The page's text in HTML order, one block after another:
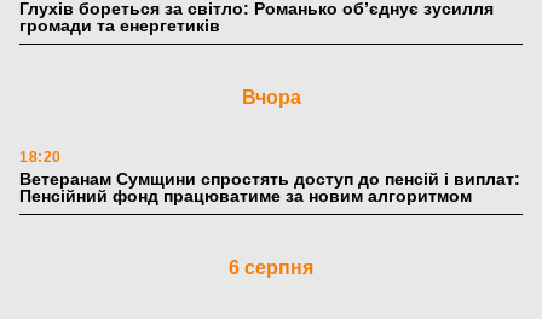
Глухів бореться за світло: Романько об’єднує зусилля
громади та енергетиків
Вчора
18:20
Ветеранам Сумщини спростять доступ до пенсій і виплат:
Пенсійний фонд працюватиме за новим алгоритмом
6 серпня